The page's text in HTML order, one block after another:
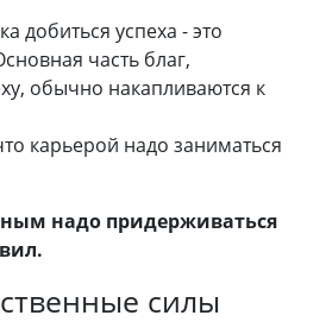
добиться успеха - это
часть благ,
обычно накапливаются к
карьерой надо заниматься
надо придерживаться
силы